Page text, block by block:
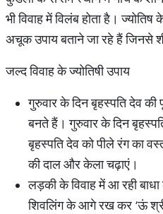
भी विवाह में विलंब होता है।
अचूक उपाय बताने जा रहे हैं जिनसे
जल्द विवाह के ज्योतिषी उपाय
गुरुवार के दिन बृहस्पति देव
बनते हैं। गुरुवार के दिन
बृहस्पति देव को पीले रंग का
की दाल और केला चढ़ाएं।
लड़की के विवाह में आ रही
शिवलिंग के आगे रख कर ‘ऊं